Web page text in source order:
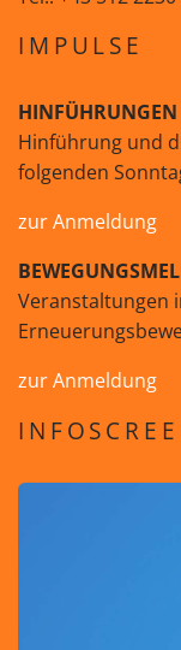
IMPULSE
HINFÜHRUNGEN
Hinführung und
folgenden
zur Anmeldung
Veranstaltungen
zur Anmeldung